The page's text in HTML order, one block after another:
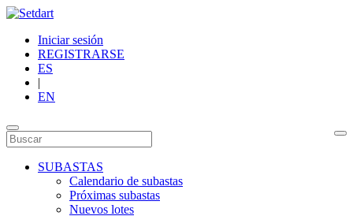
Iniciar sesión
REGISTRARSE
ES
|
EN
SUBASTAS
Calendario de subastas
Próximas subastas
Nuevos lotes